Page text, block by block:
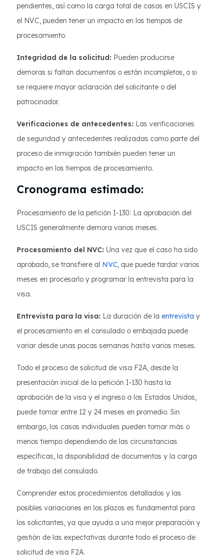
pendientes, así como la carga total de casos en USCIS y
el NVC, pueden tener un impacto en los tiempos de
procesamiento.
Integridad de la solicitud: Pueden producirse
demoras si faltan documentos o están incompletos, o si
se requiere mayor aclaración del solicitante o del
patrocinador.
Verificaciones de antecedentes: Las verificaciones
de seguridad y antecedentes realizadas como parte del
proceso de inmigración también pueden tener un
impacto en los tiempos de procesamiento.
Cronograma estimado:
Procesamiento de la petición I-130: La aprobación del
USCIS generalmente demora varios meses.
Procesamiento del NVC: Una vez que el caso ha sido
aprobado, se transfiere al NVC, que puede tardar varios
meses en procesarlo y programar la entrevista para la
visa.
Entrevista para la visa: La duración de la entrevista y
el procesamiento en el consulado o embajada puede
variar desde unas pocas semanas hasta varios meses.
Todo el proceso de solicitud de visa F2A, desde la
presentación inicial de la petición I-130 hasta la
aprobación de la visa y el ingreso a los Estados Unidos,
puede tomar entre 12 y 24 meses en promedio. Sin
embargo, los casos individuales pueden tomar más o
menos tiempo dependiendo de las circunstancias
específicas, la disponibilidad de documentos y la carga
de trabajo del consulado.
Comprender estos procedimientos detallados y las
posibles variaciones en los plazos es fundamental para
los solicitantes, ya que ayuda a una mejor preparación y
gestión de las expectativas durante todo el proceso de
solicitud de visa F2A.